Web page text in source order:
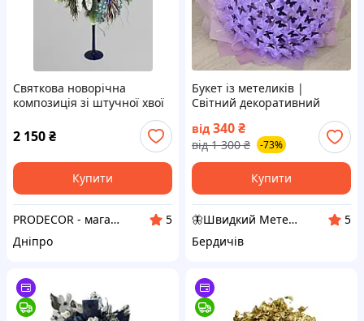
Святкова новорічна
композиція зі штучної хвої
та квітів у скляному келиху
2 150₴
Купити
PRODECOR - магазин штучних квітів, рослин та дерев
5
Дніпро
Букет із метеликів |
Світний декоративний
подарунок ручної роботи
від 340₴
від 1 300 ₴ -73%
Купити
🦋Швидкий Метелик 🇺🇦 | Подарунки ручної роботи
5
Бердичів